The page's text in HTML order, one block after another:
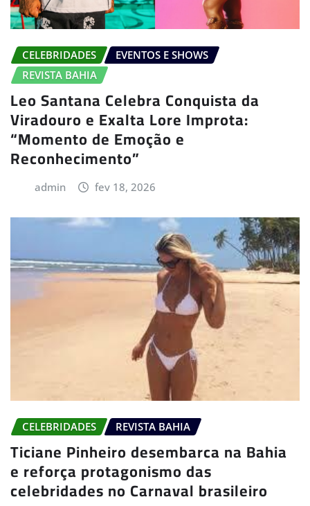
CELEBRIDADES
EVENTOS E SHOWS
REVISTA BAHIA
Leo Santana Celebra Conquista da
Viradouro e Exalta Lore Improta:
“Momento de Emoção e
Reconhecimento”
admin fev 18, 2026
CELEBRIDADES REVISTA BAHIA
Ticiane Pinheiro desembarca na Bahia
e reforça protagonismo das
celebridades no Carnaval brasileiro